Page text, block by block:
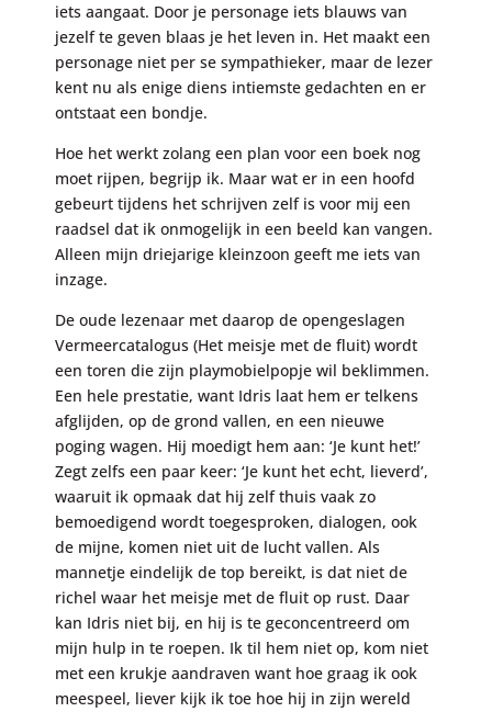
iets aangaat. Door je personage iets blauws van
jezelf te geven blaas je het leven in. Het maakt een
personage niet per se sympathieker, maar de lezer
kent nu als enige diens intiemste gedachten en er
ontstaat een bondje.
Hoe het werkt zolang een plan voor een boek nog
moet rijpen, begrijp ik. Maar wat er in een hoofd
gebeurt tijdens het schrijven zelf is voor mij een
raadsel dat ik onmogelijk in een beeld kan vangen.
Alleen mijn driejarige kleinzoon geeft me iets van
inzage.
De oude lezenaar met daarop de opengeslagen
Vermeercatalogus (Het meisje met de fluit) wordt
een toren die zijn playmobielpopje wil beklimmen.
Een hele prestatie, want Idris laat hem er telkens
afglijden, op de grond vallen, en een nieuwe
poging wagen. Hij moedigt hem aan: ‘Je kunt het!’
Zegt zelfs een paar keer: ‘Je kunt het echt, lieverd’,
waaruit ik opmaak dat hij zelf thuis vaak zo
bemoedigend wordt toegesproken, dialogen, ook
de mijne, komen niet uit de lucht vallen. Als
mannetje eindelijk de top bereikt, is dat niet de
richel waar het meisje met de fluit op rust. Daar
kan Idris niet bij, en hij is te geconcentreerd om
mijn hulp in te roepen. Ik til hem niet op, kom niet
met een krukje aandraven want hoe graag ik ook
meespeel, liever kijk ik toe hoe hij in zijn wereld